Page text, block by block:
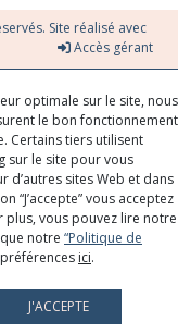
Site réalisé avec
Accès gérant
optimale sur le site, nous
le bon fonctionnement
Certains tiers utilisent
sur le site pour vous
d’autres sites Web et dans
“J’accepte” vous acceptez
plus, vous pouvez lire notre
notre “Politique de
ici.
J'ACCEPTE